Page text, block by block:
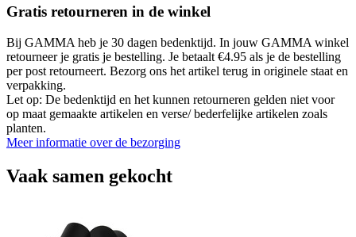
Gratis retourneren in de winkel
Bij GAMMA heb je 30 dagen bedenktijd. In jouw GAMMA winkel
retourneer je gratis je bestelling. Je betaalt €4.95 als je de bestelling
per post retourneert. Bezorg ons het artikel terug in originele staat en
verpakking.
Let op: De bedenktijd en het kunnen retourneren gelden niet voor
op maat gemaakte artikelen en verse/ bederfelijke artikelen zoals
planten.
Meer informatie over de bezorging
Vaak samen gekocht